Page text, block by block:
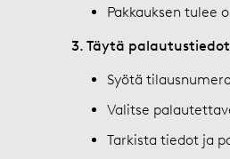
Pakkauksen tulee
3. Täytä palautustiedot
Syötä
Valitse
Tarkista tiedot ja